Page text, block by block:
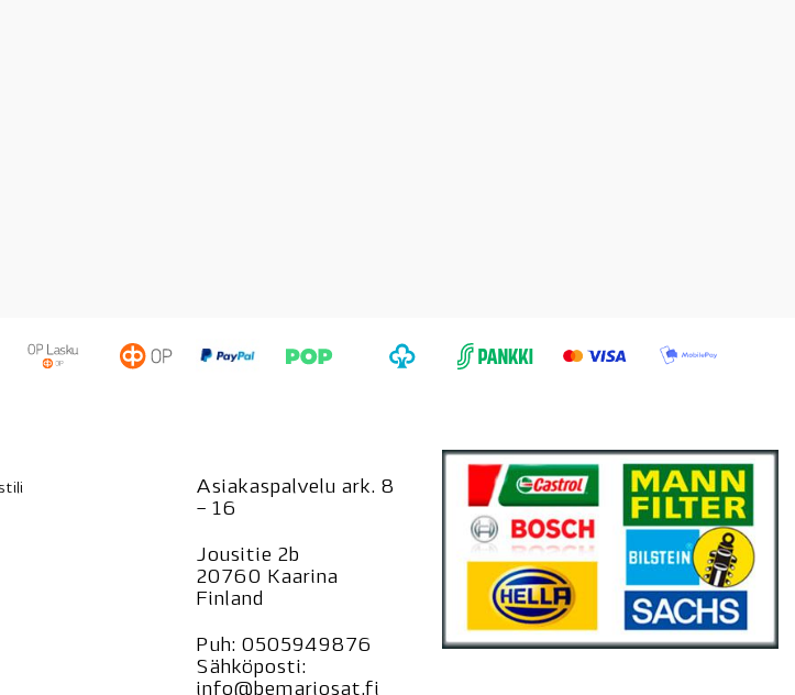
Asiakaspalvelu ark. 8
– 16
Jousitie 2b
20760 Kaarina
Finland
Puh: 0505949876
Sähköposti:
info@bemariosat.fi